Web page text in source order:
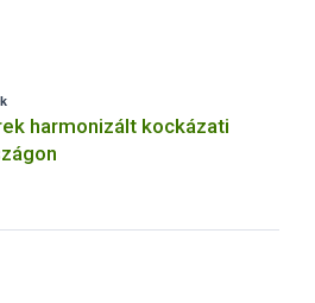
harmonizált kockázati